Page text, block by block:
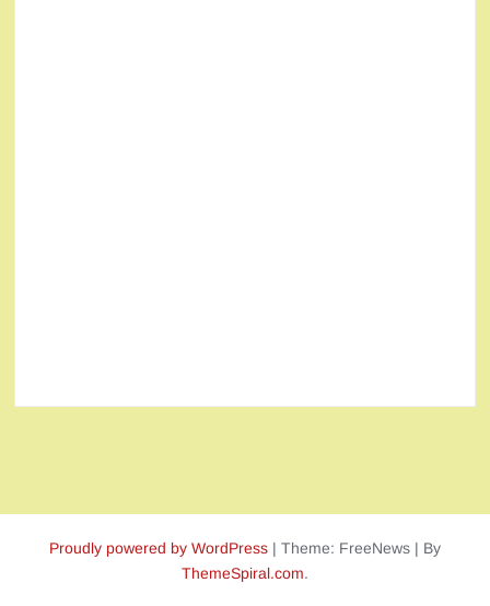
Proudly powered by WordPress | Theme: FreeNews | By
ThemeSpiral.com.